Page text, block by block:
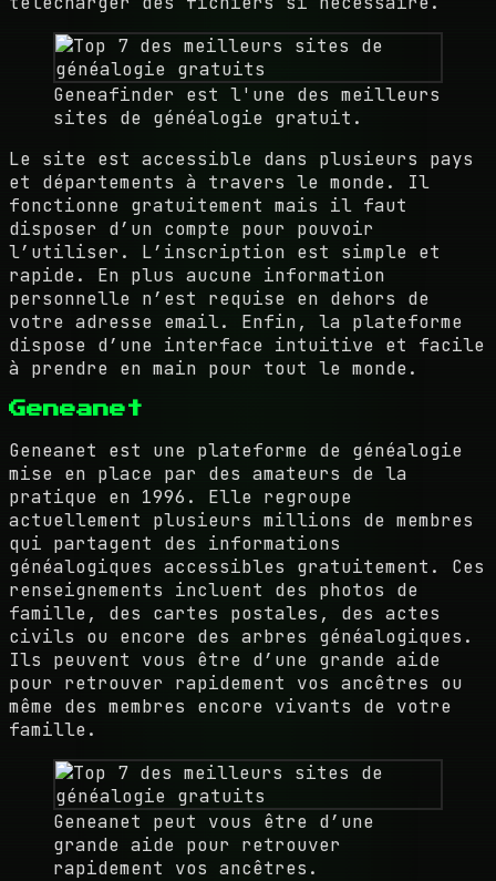
Geneafinder est l'une des meilleurs
sites de généalogie gratuit.
Le site est accessible dans plusieurs pays
et départements à travers le monde. Il
fonctionne gratuitement mais il faut
disposer d’un compte pour pouvoir
l’utiliser. L’inscription est simple et
rapide. En plus aucune information
personnelle n’est requise en dehors de
votre adresse email. Enfin, la plateforme
dispose d’une interface intuitive et facile
à prendre en main pour tout le monde.
Geneanet
Geneanet est une plateforme de généalogie
mise en place par des amateurs de la
pratique en 1996. Elle regroupe
actuellement plusieurs millions de membres
qui partagent des informations
généalogiques accessibles gratuitement. Ces
renseignements incluent des photos de
famille, des cartes postales, des actes
civils ou encore des arbres généalogiques.
Ils peuvent vous être d’une grande aide
pour retrouver rapidement vos ancêtres ou
même des membres encore vivants de votre
famille.
Geneanet peut vous être d’une
grande aide pour retrouver
rapidement vos ancêtres.